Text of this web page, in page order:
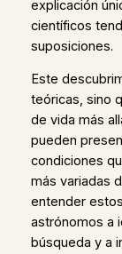
explicación
científicos
suposiciones.
Este
teóricas, sino
de vida más
pueden
condiciones
más variadas
entender
astrónomos a
búsqueda y a